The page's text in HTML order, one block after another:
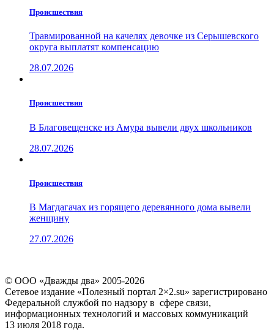
Проиcшествия
Травмированной на качелях девочке из Серышевского
округа выплатят компенсацию
28.07.2026
Проиcшествия
В Благовещенске из Амура вывели двух школьников
28.07.2026
Проиcшествия
В Магдагачах из горящего деревянного дома вывели
женщину
27.07.2026
© ООО «Дважды два» 2005-2026
Сетевое издание «Полезный портал 2×2.su» зарегистрировано
Федеральной службой по надзору в сфере связи,
информационных технологий и массовых коммуникаций
13 июля 2018 года.